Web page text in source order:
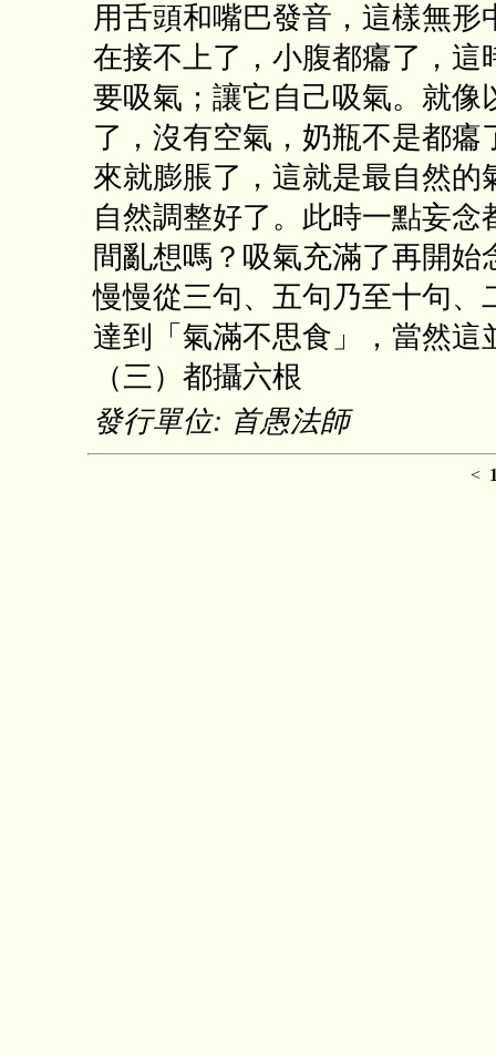
用舌頭和嘴巴發音，這樣無
在接不上了，小腹都癟了，
要吸氣；讓它自己吸氣。就
了，沒有空氣，奶瓶不是都
來就膨脹了，這就是最自然
自然調整好了。此時一點妄
間亂想嗎？吸氣充滿了再開
慢慢從三句、五句乃至十句
達到「氣滿不思食」，當然這
（三）都攝六根
發行單位: 首愚法師
<